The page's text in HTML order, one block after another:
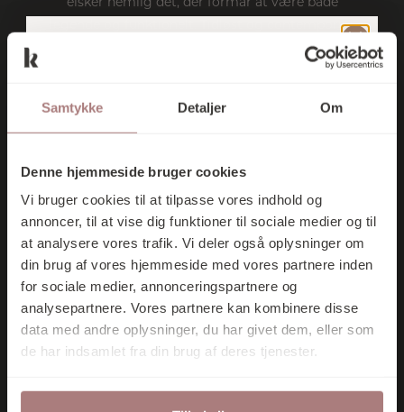
Samtykke Detaljer Om
Denne hjemmeside bruger cookies
Vi bruger cookies til at tilpasse vores indhold og
annoncer, til at vise dig funktioner til sociale medier og til
at analysere vores trafik. Vi deler også oplysninger om
din brug af vores hjemmeside med vores partnere inden
for sociale medier, annonceringspartnere og
analysepartnere. Vores partnere kan kombinere disse
data med andre oplysninger, du har givet dem, eller som
de har indsamlet fra din brug af deres tjenester.
legende og funktionelt. Tidløst og contemporay.
Stramt og interessant. Vi vælger altid kun de
produkter, vi ikke selv kan stå for. Som vi bare må
historie. Vi brænder for design, der er skabt med
kant, humor og umiskendelig passion.
Tilmeld nyhedsbrev
NYHEDER SHOP
BRANDS
KONTAKT
TILMELD DIG
VORES
NYHEDSBREV
OG FÅ 10% I
RABAT PÅ DIT
FØRSTE KØB
Tilmeld mig nu